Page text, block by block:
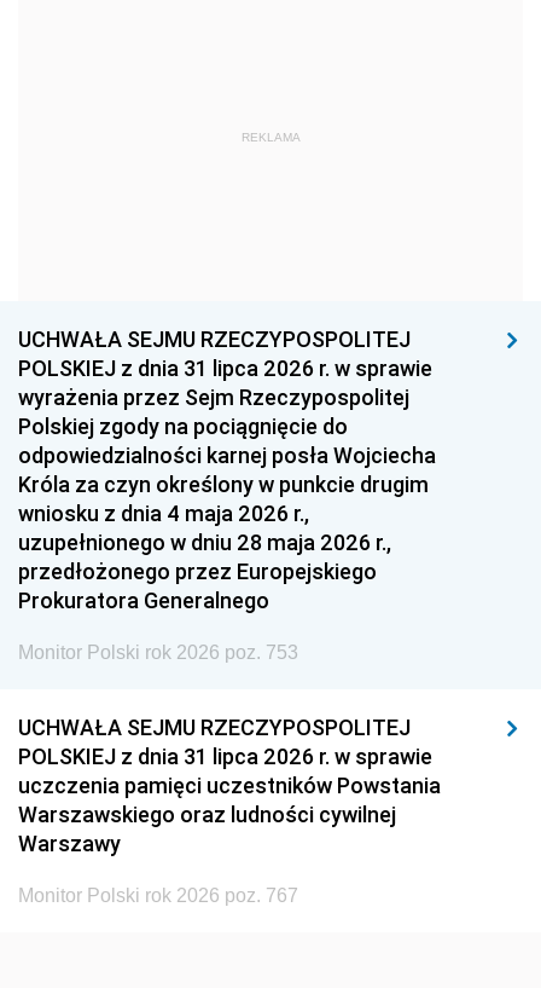
1968
1954 1953 1952
1951 1950 1949
1948 1947
1939 1938 1937
1936 1930
REKLAMA
UCHWAŁA SEJMU RZECZYPOSPOLITEJ
POLSKIEJ z dnia 31 lipca 2026 r. w sprawie
wyrażenia przez Sejm Rzeczypospolitej
Polskiej zgody na pociągnięcie do
odpowiedzialności karnej posła Wojciecha
Króla za czyn określony w punkcie drugim
wniosku z dnia 4 maja 2026 r.,
uzupełnionego w dniu 28 maja 2026 r.,
przedłożonego przez Europejskiego
Prokuratora Generalnego
Monitor Polski rok 2026 poz. 753
UCHWAŁA SEJMU RZECZYPOSPOLITEJ
POLSKIEJ z dnia 31 lipca 2026 r. w sprawie
uczczenia pamięci uczestników Powstania
Warszawskiego oraz ludności cywilnej
Warszawy
Monitor Polski rok 2026 poz. 767